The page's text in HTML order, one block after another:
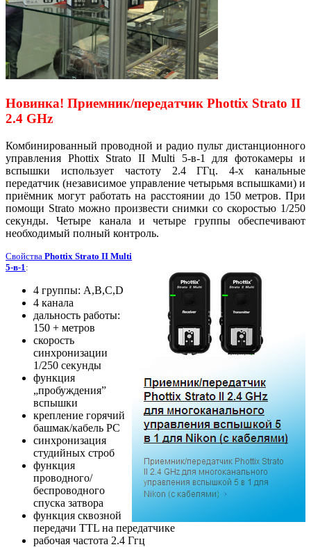
Новинка! Приемник/передатчик Phottix Strato II
2.4 GHz
Комбинированный проводной и радио пульт дистанционного
управления Phottix Strato II Multi 5-в-1 для фотокамеры и
вспышки использует частоту 2.4 ГГц. 4-х канальные
передатчик (независимое управление четырьмя вспышками) и
приёмник могут работать на расстоянии до 150 метров. При
помощи Strato можно произвести снимки со скоростью 1/250
секунды. Четыре канала и четыре группы обеспечивают
необходимый полный контроль.
Свойства Phottix Strato II Multi
5-в-1 :
4 группы: A,B,C,D
4 канала
дальность работы:
150 + метров
скорость
синхронизации
1/250 секунды
функция
„пробуждения”
вспышки
крепление горячий
башмак/кабель PC
синхронизация
студийных строб
функция
проводного/
беспроводного
спуска затвора
функция сквозной
передачи TTL на передатчике
рабочая частота 2.4 Ггц